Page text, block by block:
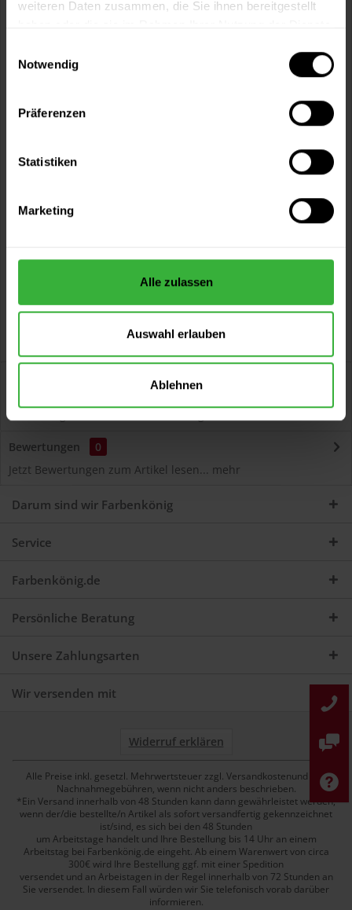
weiteren Daten zusammen, die Sie ihnen bereitgestellt
Notwendig
Präferenzen
Statistiken
Marketing
Alle zulassen
Auswahl erlauben
Ablehnen
Persönliche Beratung unter040 60 77 65 23
Lackierungen und Lackausbesserungen am Auto...
Bewertungen
0
Jetzt Bewertungen zum Artikel lesen... mehr
Darum sind wir Farbenkönig
Service
Farbenkönig.de
Persönliche Beratung
Unsere Zahlungsarten
Wir versenden mit
Widerruf erklären
Alle Preise inkl. gesetzl. Mehrwertsteuer zzgl. Versandkostenund ggf.
Nachnahmegebühren, wenn nicht anders beschrieben.
*Ein Versand innerhalb von 48 Stunden kann dann gewährleistet werden,
wenn der/die bestellte/n Artikel als sofort versandfertig gekennzeichnet
ist/sind, es sich bei den 48 Stunden
um Arbeitstage handelt und Ihre Bestellung bis 14 Uhr an einem
Arbeitstag bei Farbenkönig.de eingeht. Ab einem Warenwert von circa
300€ wird Ihre Bestellung ggf. mit einer Spedition
versendet und an Arbeistagen in der Regel innerhalb von 72 Stunden an
Sie versendet. In diesem Fall würden wir Sie telefonisch vorab darüber
informieren.